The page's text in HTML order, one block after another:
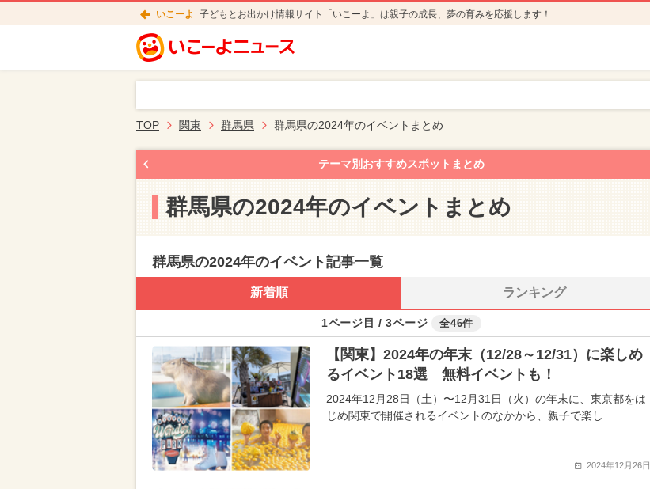
いこーよ 子どもとお出かけ情報サイト「いこーよ」は親子の成長、夢の育みを応援します！
TOP 関東 群馬県 群馬県の2024年のイベントまとめ
テーマ別おすすめスポットまとめ
群馬県の2024年のイベントまとめ
群馬県の2024年のイベント記事一覧
新着順 ランキング
1ページ目 / 3ページ 全46件
【関東】2024年の年末（12/28～12/31）に楽しめ
るイベント18選 無料イベントも！
2024年12月28日（土）〜12月31日（火）の年末に、東京都をは
じめ関東で開催されるイベントのなかから、親子で楽し…
2024年12月26日